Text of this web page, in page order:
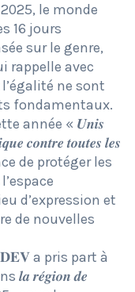
le monde
16 jours
sur le genre,
rappelle avec
ne sont
fondamentaux.
année « 𝑼𝒏𝒊𝒔
𝒄𝒐𝒏𝒕𝒓𝒆 𝒕𝒐𝒖𝒕𝒆𝒔 𝒍𝒆𝒔
de protéger les
d’expression et
de nouvelles
a pris part à
𝒍𝒂 𝒓𝒆́𝒈𝒊𝒐𝒏 𝒅𝒆